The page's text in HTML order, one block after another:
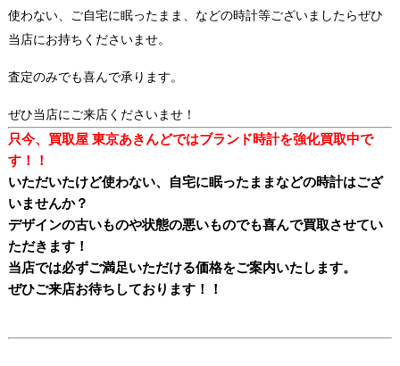
使わない、ご自宅に眠ったまま、などの時計等ございましたらぜひ
当店にお持ちくださいませ。
査定のみでも喜んで承ります。
ぜひ当店にご来店くださいませ！
只今、買取屋 東京あきんどではブランド時計を強化買取中で
す！！
いただいたけど使わない、自宅に眠ったままなどの時計はござ
いませんか？
デザインの古いものや状態の悪いものでも喜んで買取させてい
ただきます！
当店では必ずご満足いただける価格をご案内いたします。
ぜひご来店お待ちしております！！